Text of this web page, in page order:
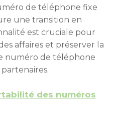
de téléphone fixe
une transition en
est cruciale pour
affaires et préserver la
numéro de téléphone
des numéros